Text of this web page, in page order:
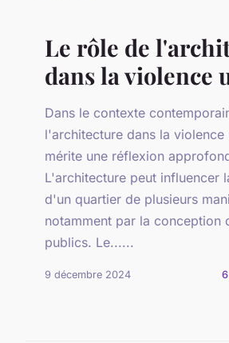
Le rôle de
dans la violence
Dans le contexte
l'architecture dans la violence
mérite une réflexion
L'architecture peut influencer
d'un quartier de plusieurs
notamment par la conception
publics. Le......
9 décembre 2024